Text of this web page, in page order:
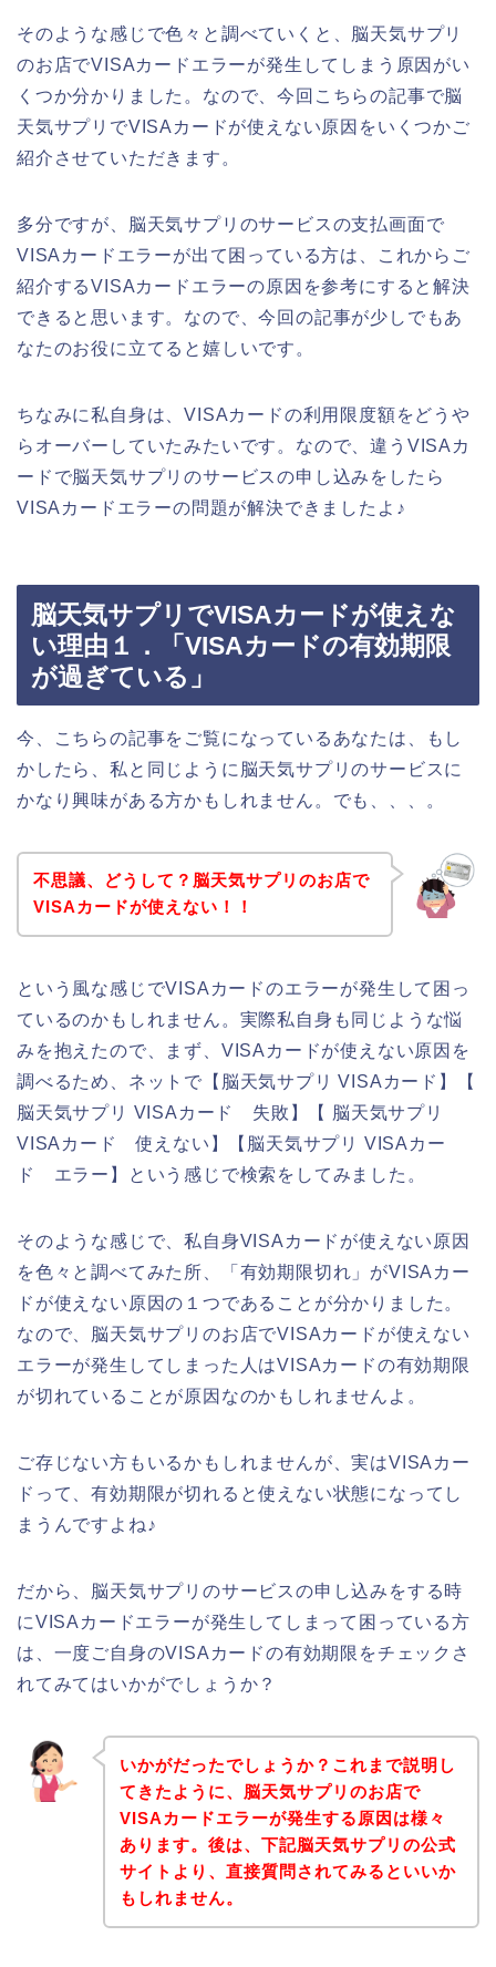
そのような感じで色々と調べていくと、脳天気サプリ
のお店でVISAカードエラーが発生してしまう原因がい
くつか分かりました。なので、今回こちらの記事で脳
天気サプリでVISAカードが使えない原因をいくつかご
紹介させていただきます。
多分ですが、脳天気サプリのサービスの支払画面で
VISAカードエラーが出て困っている方は、これからご
紹介するVISAカードエラーの原因を参考にすると解決
できると思います。なので、今回の記事が少しでもあ
なたのお役に立てると嬉しいです。
ちなみに私自身は、VISAカードの利用限度額をどうや
らオーバーしていたみたいです。なので、違うVISAカ
ードで脳天気サプリのサービスの申し込みをしたら
VISAカードエラーの問題が解決できましたよ♪
脳天気サプリでVISAカードが使えな
い理由１．「VISAカードの有効期限
が過ぎている」
今、こちらの記事をご覧になっているあなたは、もし
かしたら、私と同じように脳天気サプリのサービスに
かなり興味がある方かもしれません。でも、、、。
不思議、どうして？脳天気サプリのお店で
VISAカードが使えない！！
という風な感じでVISAカードのエラーが発生して困っ
ているのかもしれません。実際私自身も同じような悩
みを抱えたので、まず、VISAカードが使えない原因を
調べるため、ネットで【脳天気サプリ VISAカード】【
脳天気サプリ VISAカード 失敗】【 脳天気サプリ
VISAカード 使えない】【脳天気サプリ VISAカー
ド エラー】という感じで検索をしてみました。
そのような感じで、私自身VISAカードが使えない原因
を色々と調べてみた所、「有効期限切れ」がVISAカー
ドが使えない原因の１つであることが分かりました。
なので、脳天気サプリのお店でVISAカードが使えない
エラーが発生してしまった人はVISAカードの有効期限
が切れていることが原因なのかもしれませんよ。
ご存じない方もいるかもしれませんが、実はVISAカー
ドって、有効期限が切れると使えない状態になってし
まうんですよね♪
だから、脳天気サプリのサービスの申し込みをする時
にVISAカードエラーが発生してしまって困っている方
は、一度ご自身のVISAカードの有効期限をチェックさ
れてみてはいかがでしょうか？
いかがだったでしょうか？これまで説明し
てきたように、脳天気サプリのお店で
VISAカードエラーが発生する原因は様々
あります。後は、下記脳天気サプリの公式
サイトより、直接質問されてみるといいか
もしれません。